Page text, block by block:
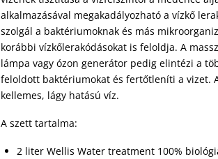
alkalmazásával megakadályozható a vízkő
szolgál a baktériumoknak és más
korábbi vízkőlerakódásokat is feloldja. A
lámpa vagy ózon generátor pedig elintézi a
feloldott baktériumokat és fertőtleníti a vizet.
kellemes, lágy hatású víz.
A szett tartalma:
2 liter Wellis Water treatment 100%